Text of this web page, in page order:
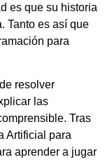
es que su historia
Tanto es así que
para
resolver
las
Tras
Artificial para
aprender a jugar